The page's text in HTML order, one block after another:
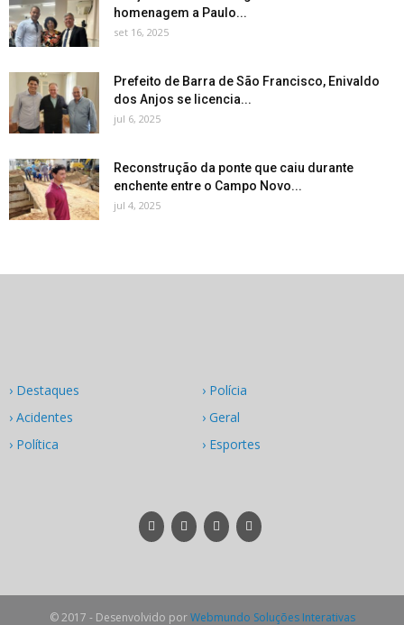
homenagem a Paulo...
set 16, 2025
Prefeito de Barra de São Francisco, Enivaldo
dos Anjos se licencia...
jul 6, 2025
Reconstrução da ponte que caiu durante
enchente entre o Campo Novo...
jul 4, 2025
› Destaques
› Acidentes
› Política
› Polícia
› Geral
› Esportes
© 2017 - Desenvolvido porWebmundo Soluções Interativas